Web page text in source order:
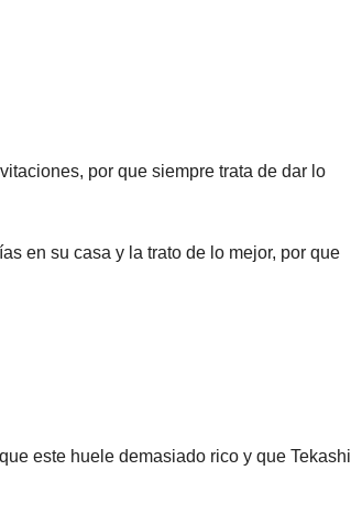
por que siempre trata de dar lo
en su casa y la trato de lo mejor, por que
este huele demasiado rico y que Tekashi